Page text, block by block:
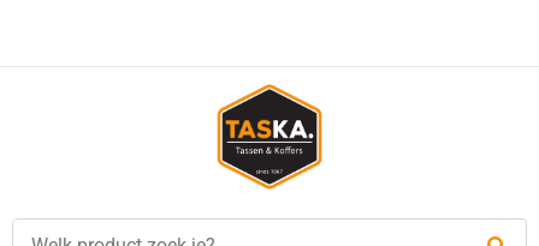
besteld, is vandaag verzonden!